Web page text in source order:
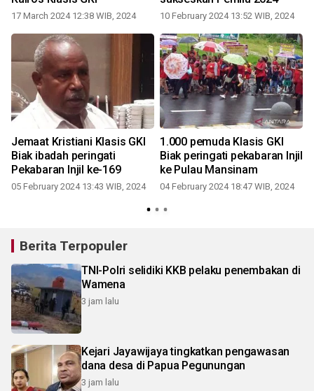
17 March 2024 12:38 WIB, 2024 10 February 2024 13:52 WIB, 2024
Jemaat Kristiani Klasis GKI
Biak ibadah peringati
Pekabaran Injil ke-169
05 February 2024 13:43 WIB, 2024
1.000 pemuda Klasis GKI
Biak peringati pekabaran Injil
ke Pulau Mansinam
04 February 2024 18:47 WIB, 2024
Berita Terpopuler
TNI-Polri selidiki KKB pelaku penembakan di
Wamena
3 jam lalu
Kejari Jayawijaya tingkatkan pengawasan
dana desa di Papua Pegunungan
3 jam lalu